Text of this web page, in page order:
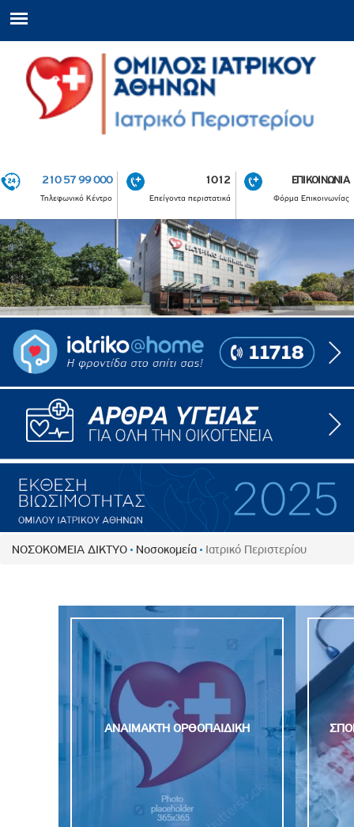
210 57 99 000
Τηλεφωνικό Κέντρο
1012
Επείγοντα περιστατικά
ΕΠΙΚΟΙΝΩΝΙΑ
Φόρμα Επικοινωνίας
ΝΟΣΟΚΟΜΕΙΑ ΔΙΚΤΥΟ Νοσοκομεία Ιατρικό Περιστερίου
ΑΝΑΙΜΑΚΤΗ OΡΘΟΠΑΙΔΙΚΗ